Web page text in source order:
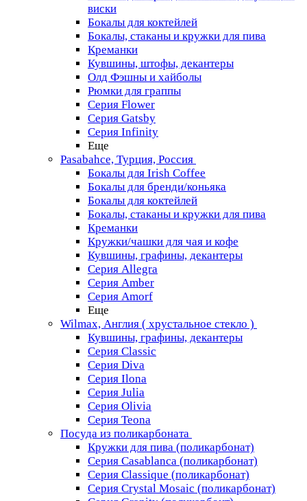
виски
Бокалы для коктейлей
Бокалы, стаканы и кружки для пива
Креманки
Кувшины, штофы, декантеры
Олд Фэшны и хайболы
Рюмки для граппы
Серия Flower
Серия Gatsby
Серия Infinity
Еще
Pasabahce, Турция, Россия
Бокалы для Irish Coffee
Бокалы для бренди/коньяка
Бокалы для коктейлей
Бокалы, стаканы и кружки для пива
Креманки
Кружки/чашки для чая и кофе
Кувшины, графины, декантеры
Серия Allegra
Серия Amber
Серия Amorf
Еще
Wilmax, Англия ( хрустальное стекло )
Кувшины, графины, декантеры
Серия Classic
Серия Diva
Серия Ilona
Серия Julia
Серия Olivia
Серия Teona
Посуда из поликарбоната
Кружки для пива (поликарбонат)
Серия Casablanсa (поликарбонат)
Серия Classique (поликарбонат)
Серия Crystal Mosaic (поликарбонат)